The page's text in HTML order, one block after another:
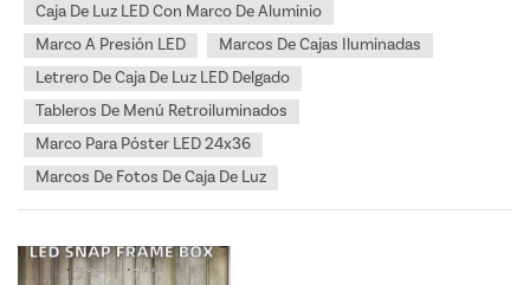
Caja De Luz LED Con Marco De Aluminio
Marco A Presión LED
Marcos De Cajas Iluminadas
Letrero De Caja De Luz LED Delgado
Tableros De Menú Retroiluminados
Marco Para Póster LED 24x36
Marcos De Fotos De Caja De Luz